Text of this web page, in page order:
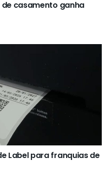
casamento ganha
Label para franquias de